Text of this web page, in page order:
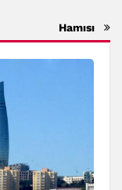
Hamısı